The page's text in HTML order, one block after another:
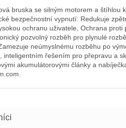
bruska se silným motorem a štíhlou
bezpečnostní vypnutí: Redukuje
ochranu uživatele, Ochrana
pozvolný rozběh pro plynulé
neúmyslnému rozběhu po
inteligentním řešením pro přepravu a
akumulátorovými články a